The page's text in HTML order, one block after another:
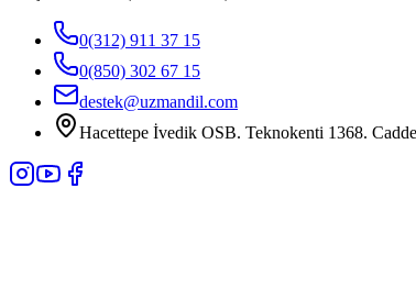
0(312) 911 37 15
0(850) 302 67 15
destek@uzmandil.com
Hacettepe İvedik OSB. Teknokenti 1368.